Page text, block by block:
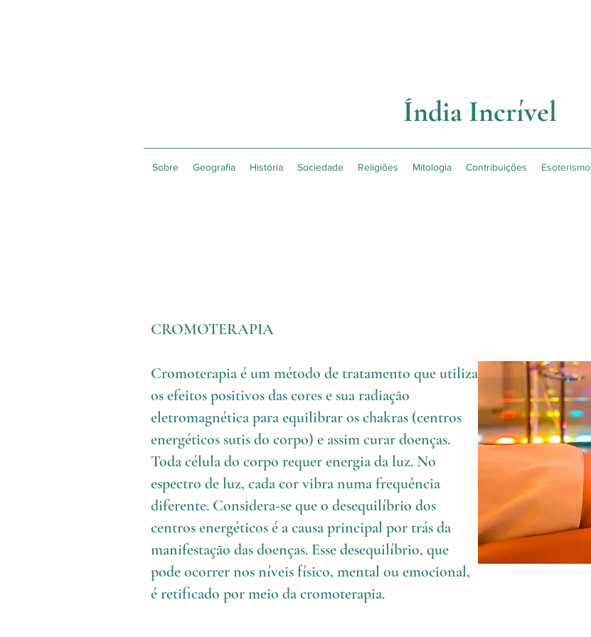
Índia Incrível
Sobre Geografia História Sociedade Religiões Mitologia Contribuições Esoterismo
CROMOTERAPIA
Cromoterapia é um método de tratamento que utiliza
os efeitos positivos das cores e sua radiação
eletromagnética para equilibrar os chakras (centros
energéticos sutis do corpo) e assim curar doenças.
Toda célula do corpo requer energia da luz. No
espectro de luz, cada cor vibra numa frequência
diferente. Considera-se que o desequilíbrio dos
centros energéticos é a causa principal por trás da
manifestação das doenças. Esse desequilíbrio, que
pode ocorrer nos níveis físico, mental ou emocional,
é retificado por meio da cromoterapia.